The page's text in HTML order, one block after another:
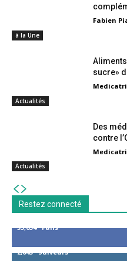
à la Une
Fabien
Actualités
sucre»
Actualités
Des
contre
Restez connecté
53,654
Fans
2,043 Suiveurs